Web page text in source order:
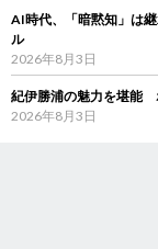
AI時代、「暗黙知」は
ル
2026年8月3日
紀伊勝浦の魅力を堪能
2026年8月3日